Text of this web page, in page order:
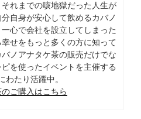
れまでの咳地獄だった人生が
自身が安心して飲めるカバノ
心で会社を設立してしまった
せをもっと多くの方に知って
ノアナタケ茶の販売だけでな
を使ったイベントを主催する
わたり活躍中。
ご購入はこちら